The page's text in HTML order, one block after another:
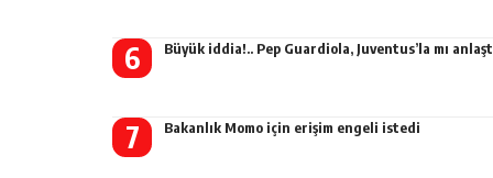
Büyük iddia!.. Pep Guardiola, Juventus’la mı
Bakanlık Momo için erişim engeli istedi